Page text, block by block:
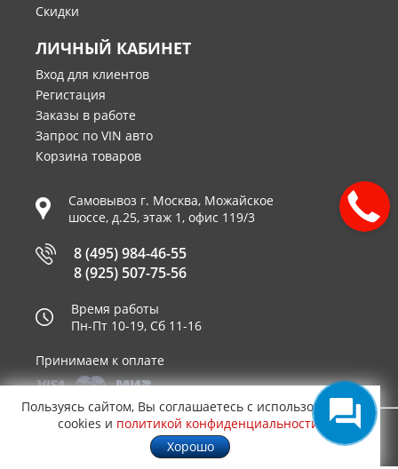
Скидки
ЛИЧНЫЙ КАБИНЕТ
Вход для клиентов
Регистация
Заказы в работе
Запрос по VIN авто
Корзина товаров
Самовывоз г. Москва, Можайское
шоссе, д.25, этаж 1, офис 119/3
8 (495) 984-46-55
8 (925) 507-75-56
Время работы
Пн-Пт 10-19, Сб 11-16
Принимаем к оплате
© 2003—2026AUTO2.RU™ интернет магазин
запчастей для иномарок в Москве
0,0373
Пользуясь сайтом, Вы соглашаетесь с использованием
cookies и политикой конфиденциальности
Хорошо